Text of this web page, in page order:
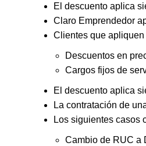
El descuento aplica
Claro Emprendedor
Clientes que
Descuentos en
Cargos fijos de
El descuento aplica
La contratación de
Los siguientes casos
Cambio de RUC a